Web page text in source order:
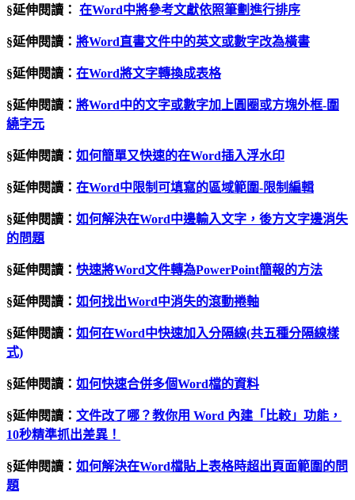
§延伸閱讀： 在Word中將參考文獻依照筆劃進行排序
§延伸閱讀： 將Word直書文件中的英文或數字改為橫書
§延伸閱讀： 在Word將文字轉換成表格
§延伸閱讀： 將Word中的文字或數字加上圓圈或方塊外框-圍
繞字元
§延伸閱讀： 如何簡單又快速的在Word插入浮水印
§延伸閱讀： 在Word中限制可填寫的區域範圍-限制編輯
§延伸閱讀： 如何解決在Word中邊輸入文字，後方文字邊消失
的問題
§延伸閱讀： 快速將Word文件轉為PowerPoint簡報的方法
§延伸閱讀： 如何找出Word中消失的滾動捲軸
§延伸閱讀： 如何在Word中快速加入分隔線(共五種分隔線樣
式)
§延伸閱讀： 如何快速合併多個Word檔的資料
§延伸閱讀： 文件改了哪？教你用 Word 內建「比較」功能，
10秒精準抓出差異！
§延伸閱讀： 如何解決在Word檔貼上表格時超出頁面範圍的問
題